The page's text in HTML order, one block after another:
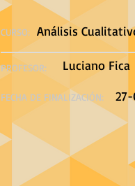
CURSO: Análisis
PROFESOR: Luciano Fica
FECHA DE FINALIZACIÓN: 27-